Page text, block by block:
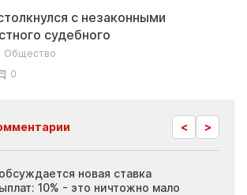
с незаконными
судебного
Общество
0
< >
новая ставка
10% - это ничтожно мало